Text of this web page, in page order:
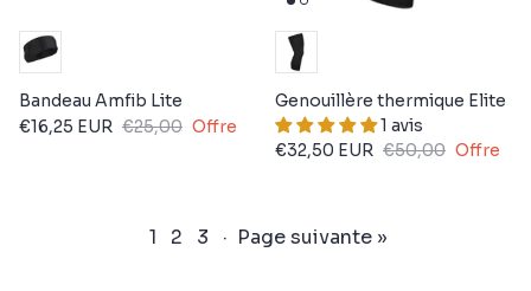
Bandeau Amfib Lite
€16,25 EUR €25,00 Offre
Genouillère thermique Elite
1 avis
€32,50 EUR €50,00 Offre
1 2 3 · Page suivante »